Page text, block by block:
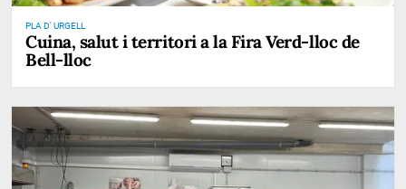
PLA D' URGELL
Cuina, salut i territori a la Fira Verd-lloc de
Bell-lloc